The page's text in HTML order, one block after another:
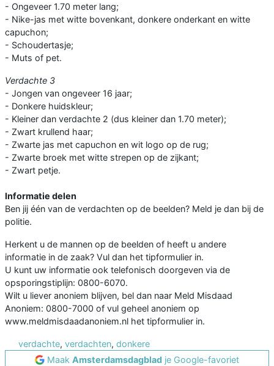
- Ongeveer 1.70 meter lang;
- Nike-jas met witte bovenkant, donkere onderkant en witte
capuchon;
- Schoudertasje;
- Muts of pet.
Verdachte 3
- Jongen van ongeveer 16 jaar;
- Donkere huidskleur;
- Kleiner dan verdachte 2 (dus kleiner dan 1.70 meter);
- Zwart krullend haar;
- Zwarte jas met capuchon en wit logo op de rug;
- Zwarte broek met witte strepen op de zijkant;
- Zwart petje.
Informatie delen
Ben jij één van de verdachten op de beelden? Meld je dan bij de
politie.
Herkent u de mannen op de beelden of heeft u andere
informatie in de zaak? Vul dan het tipformulier in.
U kunt uw informatie ook telefonisch doorgeven via de
opsporingstiplijn: 0800-6070.
Wilt u liever anoniem blijven, bel dan naar Meld Misdaad
Anoniem: 0800-7000 of vul geheel anoniem op
www.meldmisdaadanoniem.nl het tipformulier in.
verdachte, verdachten, donkere
Maak Amsterdamsdagblad je Google-favoriet